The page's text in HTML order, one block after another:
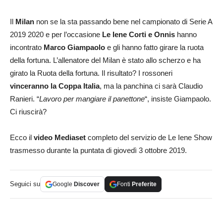
Milan non se la sta passando bene nel campionato di Serie A
2019 2020 e per l’occasione Le Iene Corti e Onnis hanno
incontrato Marco Giampaolo e gli hanno fatto girare la ruota
della fortuna. L’allenatore del Milan è stato allo scherzo e ha
girato la Ruota della fortuna. Il risultato? I rossoneri
vinceranno la Coppa Italia, ma la panchina ci sarà Claudio
Ranieri. “Lavoro per mangiare il panettone“, insiste Giampaolo.
Ci riuscirà?
Ecco il video Mediaset completo del servizio de Le Iene Show
trasmesso durante la puntata di giovedì 3 ottobre 2019.
Seguici su Google Discover Fonti Preferite